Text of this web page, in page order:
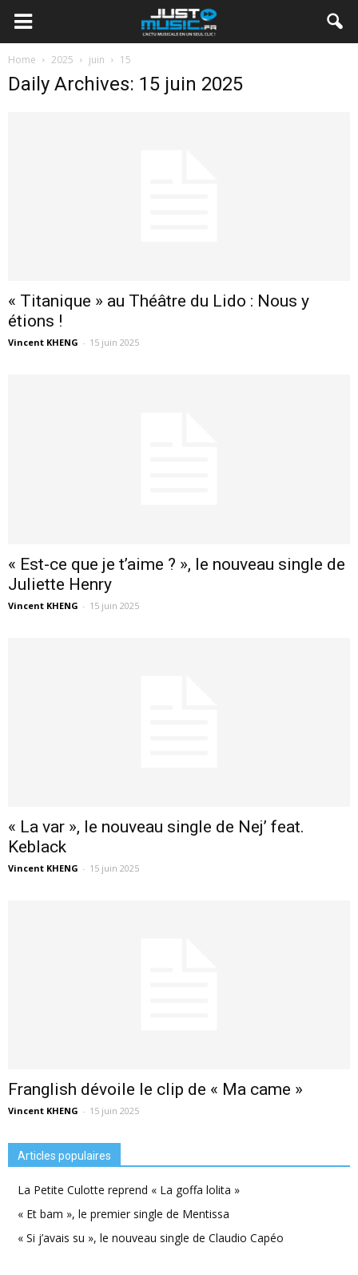
Home 2025 juin 15
Daily Archives: 15 juin 2025
« Titanique » au Théâtre du Lido : Nous y
étions !
Vincent KHENG - 15 juin 2025
« Est-ce que je t’aime ? », le nouveau single de
Juliette Henry
Vincent KHENG - 15 juin 2025
« La var », le nouveau single de Nej’ feat.
Keblack
Vincent KHENG - 15 juin 2025
Franglish dévoile le clip de « Ma came »
Vincent KHENG - 15 juin 2025
Articles populaires
La Petite Culotte reprend « La goffa lolita »
« Et bam », le premier single de Mentissa
« Si j’avais su », le nouveau single de Claudio Capéo